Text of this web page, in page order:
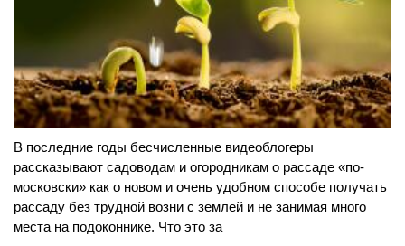
В последние годы бесчисленные видеоблогеры
рассказывают садоводам и огородникам о рассаде «по-
московски» как о новом и очень удобном способе получать
рассаду без трудной возни с землей и не занимая много
места на подоконнике. Что это за